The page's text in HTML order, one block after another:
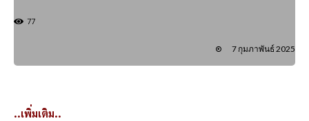
77
7 กุมภาพันธ์ 2025
..เพิ่มเติม..